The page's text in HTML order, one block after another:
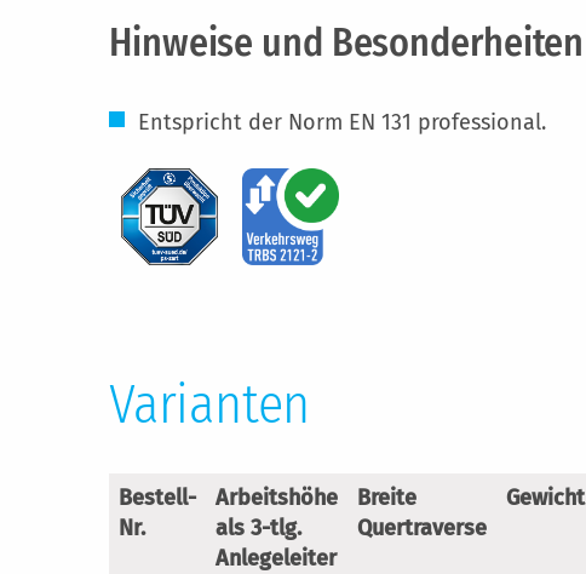
Hinweise und Besonderheiten
Entspricht der Norm EN 131 professional.
Varianten
Bestell-
Nr.
Arbeitshöhe
als 3-tlg.
Anlegeleiter
Breite
Quertraverse
Gewicht